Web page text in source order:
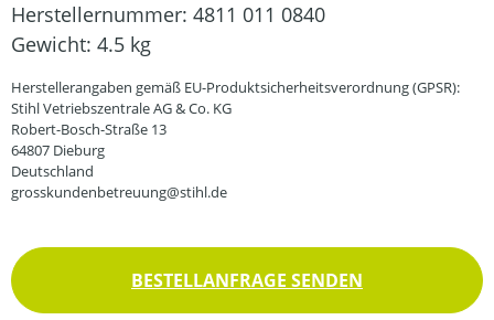
Herstellernummer: 4811 011 0840
Gewicht: 4.5 kg
Herstellerangaben gemäß EU-Produktsicherheitsverordnung (GPSR):
Stihl Vetriebszentrale AG & Co. KG
Robert-Bosch-Straße 13
64807 Dieburg
Deutschland
grosskundenbetreuung@stihl.de
BESTELLANFRAGE SENDEN